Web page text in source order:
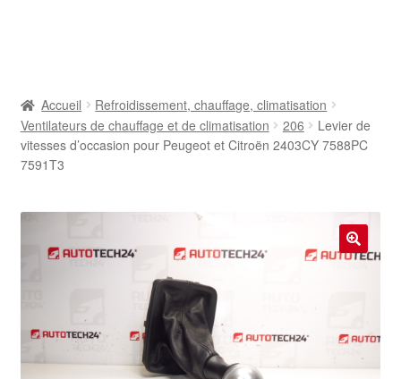
Contact
Paiements
Panier
Accueil
Refroidissement, chauffage, climatisation
Ventilateurs de chauffage et de climatisation
206
Levier de
vitesses d’occasion pour Peugeot et Citroën 2403CY 7588PC
7591T3
🔍